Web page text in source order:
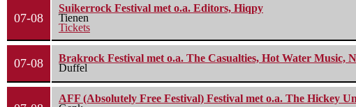
07-08
Suikerrock Festival met o.a. Editors, Hiqpy
Tienen
Tickets
07-08
Brakrock Festival met o.a. The Casualties, Hot Water Music,
Duffel
AFF (Absolutely Free Festival) Festival met o.a. The Hickey